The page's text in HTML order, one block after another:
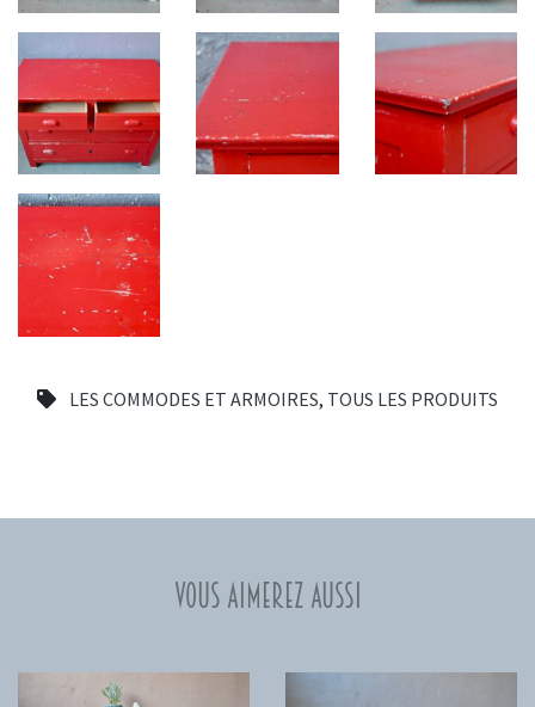
LES COMMODES ET ARMOIRES, TOUS LES PRODUITS
Vous aimerez aussi